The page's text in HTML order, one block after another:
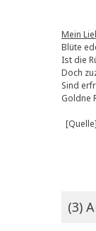
Mein
Blüte
Ist die
Doch
Sind
Goldne
[Quelle]
(3)